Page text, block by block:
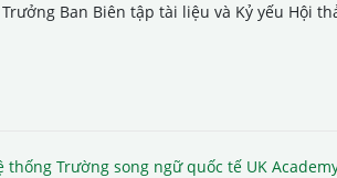
Ban Biên tập tài liệu và Kỷ yếu Hội
thống Trường song ngữ quốc tế UK